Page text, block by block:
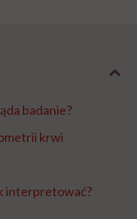
badanie?
krwi
interpretować?